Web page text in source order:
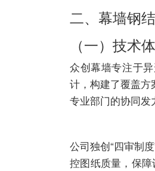
二、幕墙钢
（一）技术
众创幕墙专注于
计，构建了覆盖
专业部门的协同发
公司独创“四审制
控图纸质量，保